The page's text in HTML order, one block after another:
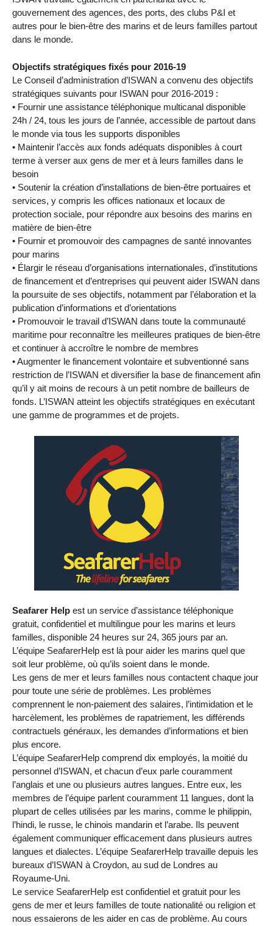
gouvernement des agences, des ports, des clubs P&I et
autres pour le bien-être des marins et de leurs familles partout
dans le monde.
Objectifs stratégiques fixés pour 2016-19
Le Conseil d’administration d’ISWAN a convenu des objectifs
stratégiques suivants pour ISWAN pour 2016-2019 :
• Fournir une assistance téléphonique multicanal disponible
24h / 24, tous les jours de l’année, accessible de partout dans
le monde via tous les supports disponibles
• Maintenir l’accès aux fonds adéquats disponibles à court
terme à verser aux gens de mer et à leurs familles dans le
besoin
• Soutenir la création d’installations de bien-être portuaires et
services, y compris les offices nationaux et locaux de
protection sociale, pour répondre aux besoins des marins en
matière de bien-être
• Fournir et promouvoir des campagnes de santé innovantes
pour marins
• Élargir le réseau d’organisations internationales, d’institutions
de financement et d’entreprises qui peuvent aider ISWAN dans
la poursuite de ses objectifs, notamment par l’élaboration et la
publication d’informations et d’orientations
• Promouvoir le travail d’ISWAN dans toute la communauté
maritime pour reconnaître les meilleures pratiques de bien-être
et continuer à accroître le nombre de membres
• Augmenter le financement volontaire et subventionné sans
restriction de l’ISWAN et diversifier la base de financement afin
qu’il y ait moins de recours à un petit nombre de bailleurs de
fonds. L’ISWAN atteint les objectifs stratégiques en exécutant
une gamme de programmes et de projets.
Seafarer Help est un service d’assistance téléphonique
gratuit, confidentiel et multilingue pour les marins et leurs
familles, disponible 24 heures sur 24, 365 jours par an.
L’équipe SeafarerHelp est là pour aider les marins quel que
soit leur problème, où qu’ils soient dans le monde.
Les gens de mer et leurs familles nous contactent chaque jour
pour toute une série de problèmes. Les problèmes
comprennent le non-paiement des salaires, l’intimidation et le
harcèlement, les problèmes de rapatriement, les différends
contractuels généraux, les demandes d’informations et bien
plus encore.
L’équipe SeafarerHelp comprend dix employés, la moitié du
personnel d’ISWAN, et chacun d’eux parle couramment
l’anglais et une ou plusieurs autres langues. Entre eux, les
membres de l’équipe parlent couramment 11 langues, dont la
plupart de celles utilisées par les marins, comme le philippin,
l’hindi, le russe, le chinois mandarin et l’arabe. Ils peuvent
également communiquer efficacement dans plusieurs autres
langues et dialectes. L’équipe SeafarerHelp travaille depuis les
bureaux d’ISWAN à Croydon, au sud de Londres au
Royaume-Uni.
Le service SeafarerHelp est confidentiel et gratuit pour les
gens de mer et leurs familles de toute nationalité ou religion et
nous essaierons de les aider en cas de problème. Au cours